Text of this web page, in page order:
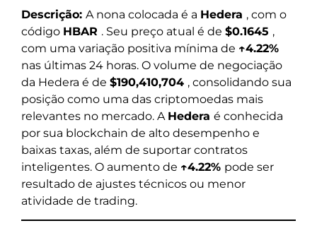
Descrição: A nona colocada é a Hedera , com o
código HBAR . Seu preço atual é de $0.1645 ,
com uma variação positiva mínima de ↑4.22%
nas últimas 24 horas. O volume de negociação
da Hedera é de $190,410,704 , consolidando sua
posição como uma das criptomoedas mais
relevantes no mercado. A Hedera é conhecida
por sua blockchain de alto desempenho e
baixas taxas, além de suportar contratos
inteligentes. O aumento de ↑4.22% pode ser
resultado de ajustes técnicos ou menor
atividade de trading.